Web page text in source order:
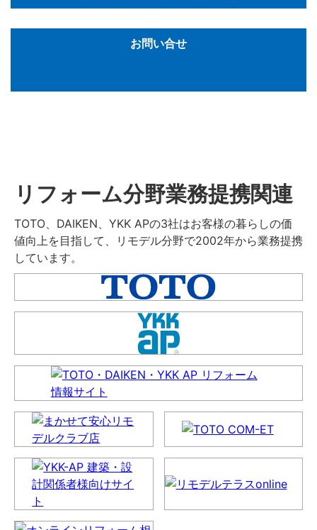
お問い合せ
リフォーム分野業務提携関連
TOTO、DAIKEN、YKK APの3社はお客様の暮らしの価
値向上を目指して、リモデル分野で2002年から業務提携
しています。